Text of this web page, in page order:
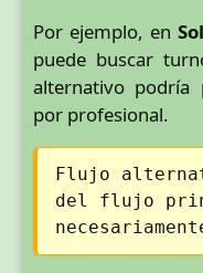
Por ejemplo, en
puede buscar
alternativo podría
por profesional.
Flujo
del flujo